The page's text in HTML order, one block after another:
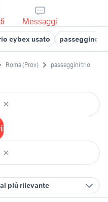
Messaggi
cybex usato passeggino
Roma (Prov) passeggini trio
più rilevante